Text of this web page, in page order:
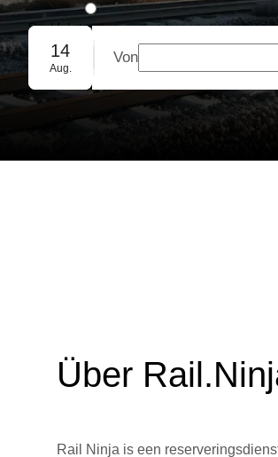
Rückfahrt
Gruppenbuchung
14
Aug.
Von
Über
Rail Ninja is een